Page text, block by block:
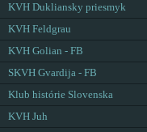
KVH Dukliansky priesmyk
KVH Feldgrau
KVH Golian - FB
SKVH Gvardija - FB
Klub histórie Slovenska
KVH Juh